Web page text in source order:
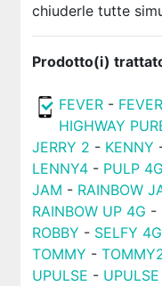
chiuderle tutte
Prodotto(i)
FEVER -
HIGHWAY
JERRY 2 - KENNY
LENNY4- PULP 4G
JAM - RAINBOW
RAINBOW UP 4G -
ROBBY - SELFY 4G
TOMMY -
UPULSE -